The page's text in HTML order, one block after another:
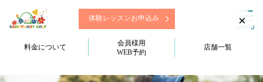
体験レッスンお申込み
料金について
会員様用
WEB予約
店舗一覧
×